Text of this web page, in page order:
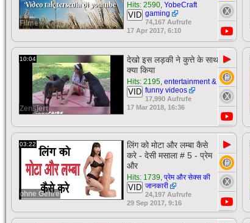
Filme
Hits: 2590, YobeCraft
gaming
VID
74,167 Aufrufe
17 Apr 2017, 6:10
10:04
Zensiert
देखो इस लड़की ने कुत्ते के साथ
क्या किया
Hits: 2195, entertainment &
funny videos
VID
17,990 Aufrufe
17 Mar 2018, 16:36
▶
03:22
ohne Genre
लिंग को मोटा और लम्बा कैसे
करे - देसी मसाला # 5 - प्रेम
और
Hits: 1739, प्रेम और सेक्स की
जानकारी
VID
24,197 Aufrufe
29 Sep 2017, 9:16
▶